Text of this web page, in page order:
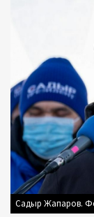
Садыр Жапаров.